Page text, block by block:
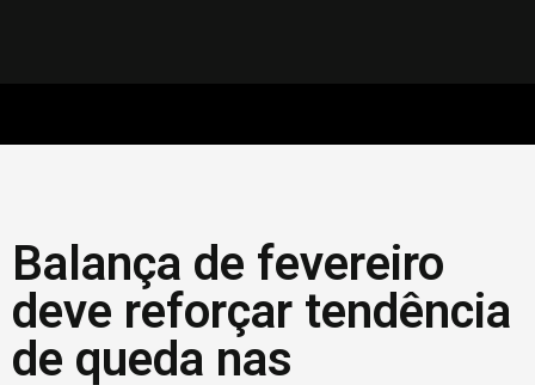
Balança de fevereiro
deve reforçar tendência
de queda nas